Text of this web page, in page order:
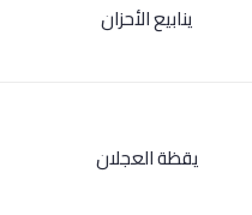
ينابيع الأحزان
يقظة العجلان